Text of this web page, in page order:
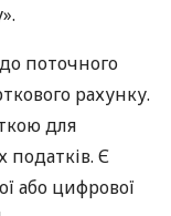
поточного
рахунку.
для
податків. Є
або цифрової